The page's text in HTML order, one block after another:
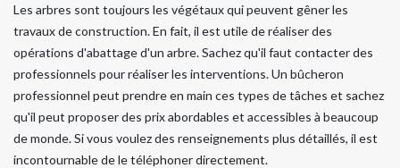
Les arbres sont toujours les végétaux qui peuvent gêner les
travaux de construction. En fait, il est utile de réaliser des
opérations d'abattage d'un arbre. Sachez qu'il faut contacter des
professionnels pour réaliser les interventions. Un bûcheron
professionnel peut prendre en main ces types de tâches et sachez
qu'il peut proposer des prix abordables et accessibles à beaucoup
de monde. Si vous voulez des renseignements plus détaillés, il est
incontournable de le téléphoner directement.